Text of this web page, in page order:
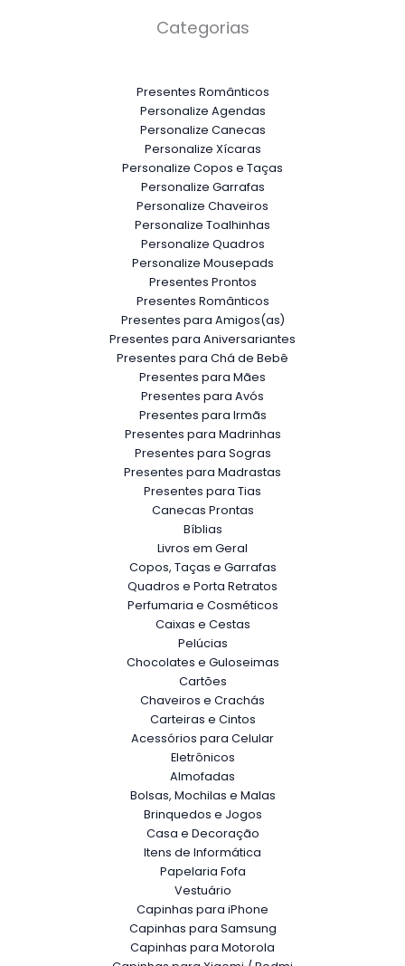
Categorias
Presentes Românticos
Personalize Agendas
Personalize Canecas
Personalize Xícaras
Personalize Copos e Taças
Personalize Garrafas
Personalize Chaveiros
Personalize Toalhinhas
Personalize Quadros
Personalize Mousepads
Presentes Prontos
Presentes Românticos
Presentes para Amigos(as)
Presentes para Aniversariantes
Presentes para Chá de Bebê
Presentes para Mães
Presentes para Avós
Presentes para Irmãs
Presentes para Madrinhas
Presentes para Sogras
Presentes para Madrastas
Presentes para Tias
Canecas Prontas
Bíblias
Livros em Geral
Copos, Taças e Garrafas
Quadros e Porta Retratos
Perfumaria e Cosméticos
Caixas e Cestas
Pelúcias
Chocolates e Guloseimas
Cartões
Chaveiros e Crachás
Carteiras e Cintos
Acessórios para Celular
Eletrônicos
Almofadas
Bolsas, Mochilas e Malas
Brinquedos e Jogos
Casa e Decoração
Itens de Informática
Papelaria Fofa
Vestuário
Capinhas para iPhone
Capinhas para Samsung
Capinhas para Motorola